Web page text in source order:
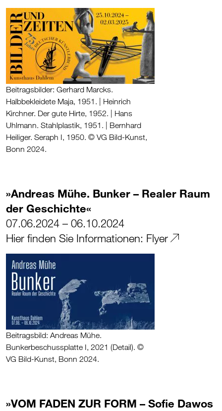
Beitragsbilder: Gerhard Marcks.
Halbbekleidete Maja, 1951. | Heinrich
Kirchner. Der gute Hirte, 1952. | Hans
Uhlmann. Stahlplastik, 1951. | Bernhard
Heiliger. Seraph I, 1950. © VG Bild-Kunst,
Bonn 2024.
»Andreas Mühe. Bunker – Realer Raum
der Geschichte«
07.06.2024 – 06.10.2024
Hier finden Sie Informationen: Flyer
Beitragsbild: Andreas Mühe.
Bunkerbeschussplatte I, 2021 (Detail). ©
VG Bild-Kunst, Bonn 2024.
»VOM FADEN ZUR FORM – Sofie Dawos